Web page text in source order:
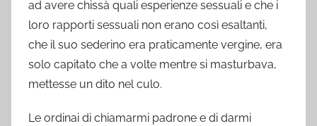
ad avere chissà quali esperienze sessuali e che i
loro rapporti sessuali non erano così esaltanti,
che il suo sederino era praticamente vergine, era
solo capitato che a volte mentre si masturbava,
mettesse un dito nel culo.
Le ordinai di chiamarmi padrone e di darmi